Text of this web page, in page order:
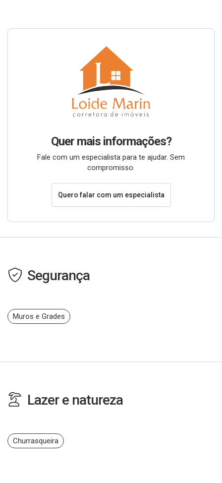
Quer mais informações?
Fale com um especialista para te ajudar. Sem
compromisso.
Quero falar com um especialista
Segurança
Muros e Grades
Lazer e natureza
Churrasqueira